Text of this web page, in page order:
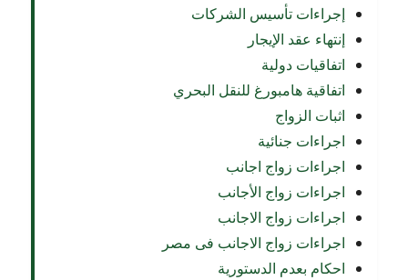
إجراءات تأسيس الشركات
إنتهاء عقد الإيجار
اتفاقيات دولية
اتفاقية هامبورغ للنقل البحري
اثبات الزواج
اجراءات جنائية
اجراءات زواج اجانب
اجراءات زواج الأجانب
اجراءات زواج الاجانب
اجراءات زواج الاجانب فى مصر
احكام بعدم الدستورية